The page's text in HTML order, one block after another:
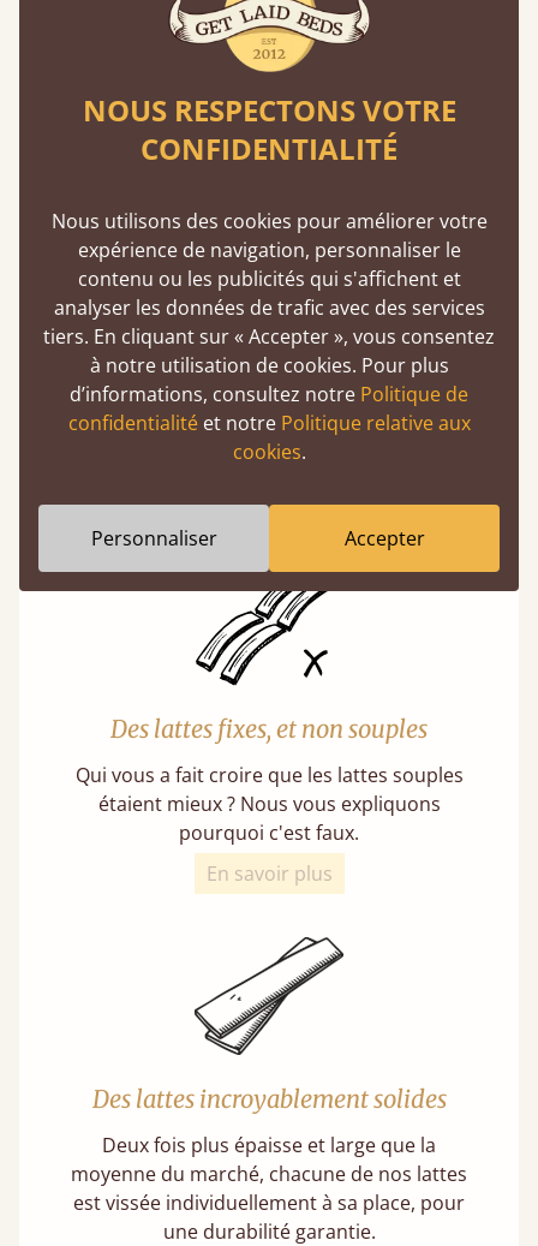
Nos bois tendres proviennent toujours de
forêts gérées de manière responsable et
respectent des normes de durabilité strictes.
En savoir plus
Fabrication artisanale et européenne
Chaque lit est confectionné sur commande
avec soin, et une attention particulière est
portée à la qualité et à la rapidité de la
jours seulement.
Des lattes fixes, et non souples
Qui vous a fait croire que les lattes souples
étaient mieux ? Nous vous expliquons
pourquoi c'est faux.
En savoir plus
Des lattes incroyablement solides
Deux fois plus épaisse et large que la
moyenne du marché, chacune de nos lattes
est vissée individuellement à sa place, pour
une durabilité garantie.
NOUS RESPECTONS VOTRE
CONFIDENTIALITÉ
Nous utilisons des cookies pour améliorer votre
expérience de navigation, personnaliser le
contenu ou les publicités qui s'affichent et
analyser les données de trafic avec des services
tiers. En cliquant sur « Accepter », vous consentez
à notre utilisation de cookies. Pour plus
d’informations, consultez notre Politique de
confidentialitéet notre Politique relative aux
cookies.
Personnaliser Accepter